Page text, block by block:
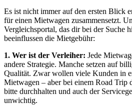
Es ist nicht immer auf den ersten Blick
für einen Mietwagen zusammensetzt.
Vergleichsportal, das dir bei der Suche
beeinflussen die Mietgebühr:
1. Wer ist der Verleiher: Jede
andere Strategie. Manche setzen auf
Qualität. Zwar wollen viele Kunden in
Mietwagen – aber bei einem Road Trip
bitte durchhalten und auch der
unwichtig.